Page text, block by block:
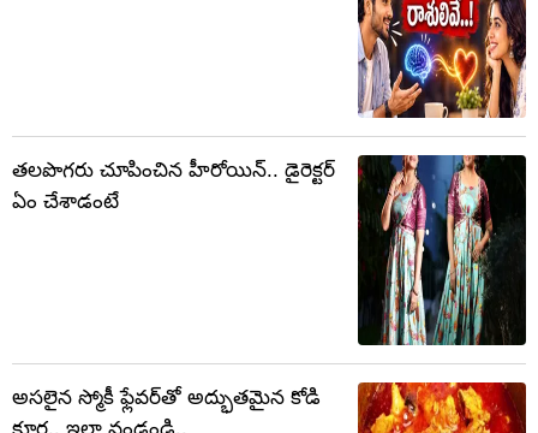
తలపొగరు చూపించిన హీరోయిన్.. డైరెక్టర్
ఏం చేశాడంటే
అసలైన స్మోకీ ఫ్లేవర్‌తో అద్భుతమైన కోడి